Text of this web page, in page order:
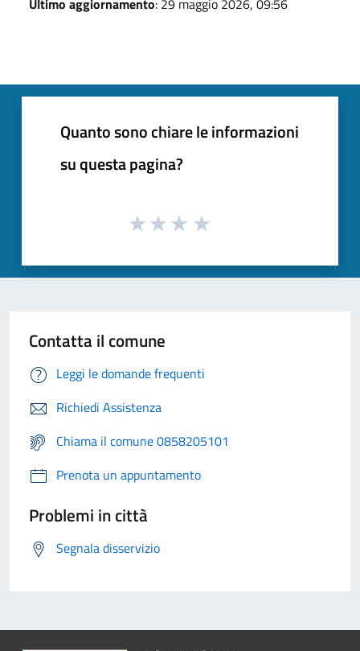
Quanto sono chiare le informazioni
su questa pagina?
Contatta il comune
Leggi le domande frequenti
Richiedi Assistenza
Chiama il comune 0858205101
Prenota un appuntamento
Problemi in città
Segnala disservizio